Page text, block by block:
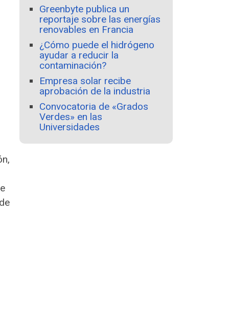
Greenbyte publica un
reportaje sobre las energías
renovables en Francia
¿Cómo puede el hidrógeno
ayudar a reducir la
contaminación?
Empresa solar recibe
aprobación de la industria
Convocatoria de «Grados
Verdes» en las
Universidades